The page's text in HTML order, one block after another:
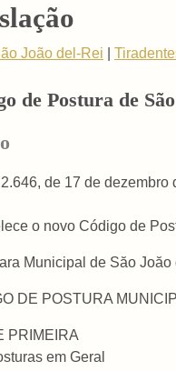
João del-Rei
de Postura de
2.646, de 17 de dezembro
o novo Código de
Municipal de Săo
DE POSTURA
PRIMEIRA
em Geral